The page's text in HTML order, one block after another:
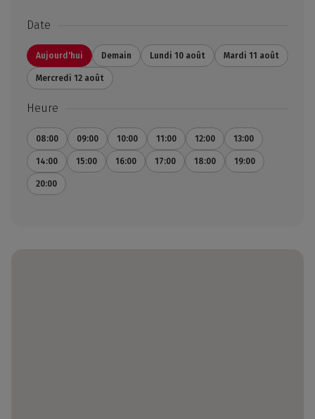
Date
Aujourd'hui Demain Lundi 10 août Mardi 11 août
Mercredi 12 août
Heure
08:00 09:00 10:00 11:00 12:00 13:00
14:00 15:00 16:00 17:00 18:00 19:00
20:00